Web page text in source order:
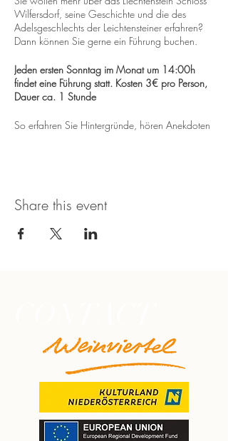
Wilfersdorf, seine Geschichte und die des
Adelsgeschlechts der Leichtensteiner erfahren?
Dann können Sie gerne ein Führung buchen.
Jeden ersten Sonntag im Monat um 14:00h
findet eine Führung statt. Kosten 3€ pro Person,
Dauer ca. 1 Stunde
So erfahren Sie Hintergründe, hören Anekdoten
Share this event